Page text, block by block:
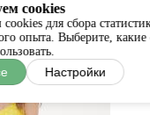
cookies
для сбора
опыта. Выберите,
Настройки